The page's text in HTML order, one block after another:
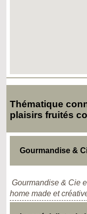
Thématique
plaisirs fruités
Gourmandise &
Gourmandise & Cie
home made et